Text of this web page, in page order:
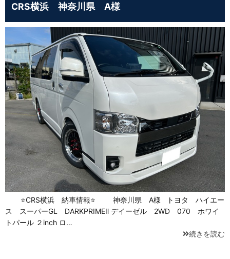
CRS横浜 神奈川県 A様
⭐CRS横浜 納車情報⭐ 神奈川県 A様 トヨタ ハイエー
ス スーパーGL DARKPRIMEⅡ デイーゼル 2WD 070 ホワイ
トパール ２inch ロ…
続きを読む